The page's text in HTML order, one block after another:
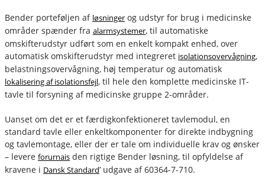
Bender porteføljen af løsninger og udstyr for brug i medicinske
områder spænder fra alarmsystemer, til automatiske
omskifterudstyr udført som en enkelt kompakt enhed, over
automatisk omskifterudstyr med integreret isolationsovervågning,
belastningsovervågning, høj temperatur og automatisk
lokalisering af isolationsfejl, til hele den komplette medicinske IT-
tavle til forsyning af medicinske gruppe 2-områder.
Uanset om det er et færdigkonfektioneret tavlemodul, en
standard tavle eller enkeltkomponenter for direkte indbygning
og tavlemontage, eller der er tale om individuelle krav og ønsker
– levere forurnais den rigtige Bender løsning, til opfyldelse af
kravene i Dansk Standard’ udgave af 60364-7-710.